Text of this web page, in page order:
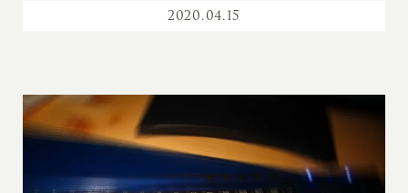
2020.04.15